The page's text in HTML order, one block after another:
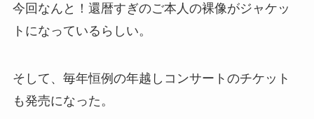
今回なんと！還暦すぎのご本人の裸像がジャケッ
トになっているらしい。
そして、毎年恒例の年越しコンサートのチケット
も発売になった。